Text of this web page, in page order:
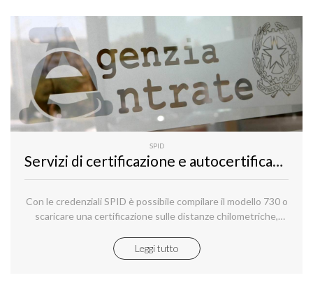
SPID
Servizi di certificazione e autocertificazione con SPID
Con le credenziali SPID è possibile compilare il modello 730 o
scaricare una certificazione sulle distanze chilometriche,
Leggi tutto